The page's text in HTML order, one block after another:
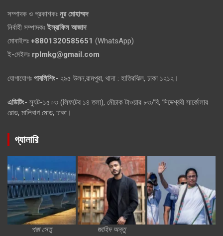
সম্পাদক ও প্রকাশকঃ নুর মোহাম্মদ
নির্বাহী সম্পাদকঃ ইস্রাফিল আজাদ
মোবাইলঃ +8801320585651 (WhatsApp)
ই-মেইলঃ rplmkg@gmail.com
যোগাযোগঃ পাবলিশিং- ২৯৫ উলন,রামপুরা, থানা : হাতিরঝিল, ঢাকা ১২১২।
এডিটিং- স্যুট-১৫০৩ (লিফটের ১৪ তলা), মৌচাক টাওয়ার ৮৩/বি, সিদ্দেশ্বরী সার্কোলার
রোড, মালিবাগ মোড়, ঢাকা।
গ্যালারি
পদ্মা সেতু জাহিদ অন্তু